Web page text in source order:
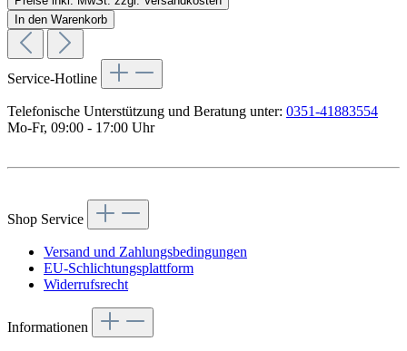
In den Warenkorb
Service-Hotline
Telefonische Unterstützung und Beratung unter: 0351-41883554
Mo-Fr, 09:00 - 17:00 Uhr
Shop Service
Versand und Zahlungsbedingungen
EU-Schlichtungsplattform
Widerrufsrecht
Informationen